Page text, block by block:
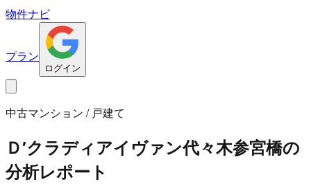
物件ナビ
プラン
ログイン
中古マンション / 戸建て
Ｄ′クラディアイヴァン代々木参宮橋の
分析レポート